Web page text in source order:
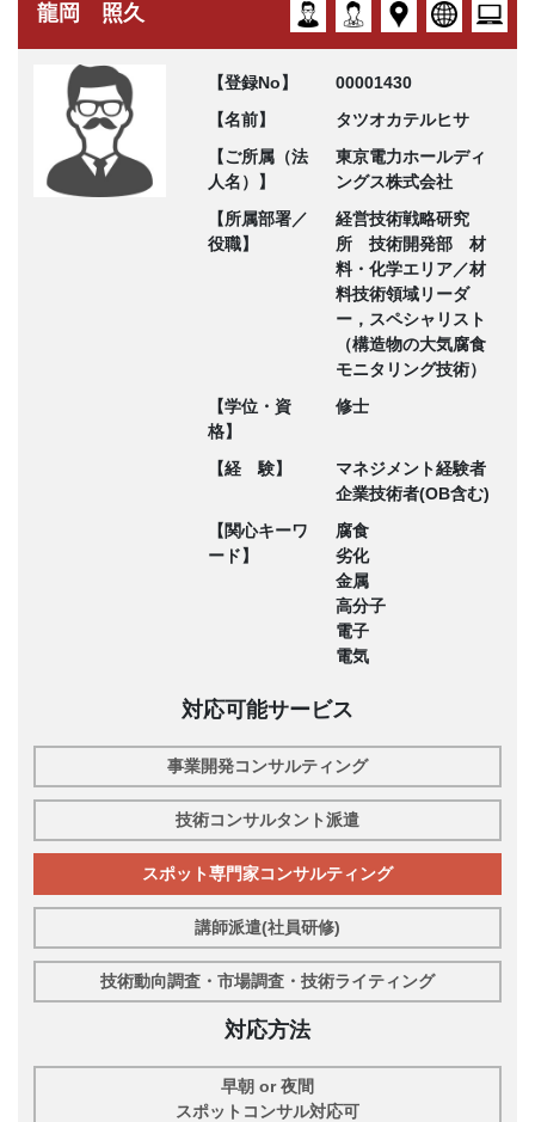
龍岡 照久
【登録No】
00001430
【名前】
タツオカテルヒサ
【ご所属（法
人名）】
東京電力ホールディ
ングス株式会社
【所属部署／
役職】
経営技術戦略研究
所 技術開発部 材
料・化学エリア／材
料技術領域リーダ
ー，スペシャリスト
（構造物の大気腐食
モニタリング技術）
【学位・資
格】
修士
【経 験】
マネジメント経験者
企業技術者(OB含む)
【関心キーワ
ード】
腐食
劣化
金属
高分子
電子
電気
対応可能サービス
事業開発コンサルティング
技術コンサルタント派遣
スポット専門家コンサルティング
講師派遣(社員研修)
技術動向調査・市場調査・技術ライティング
対応方法
早朝 or 夜間
スポットコンサル対応可